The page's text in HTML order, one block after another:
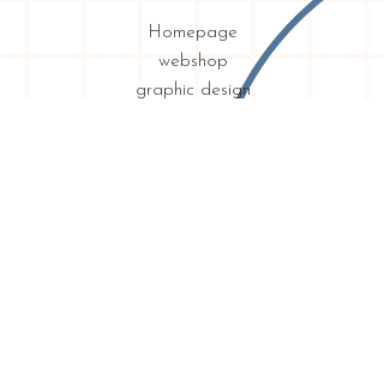
Homepage
webshop
graphic design